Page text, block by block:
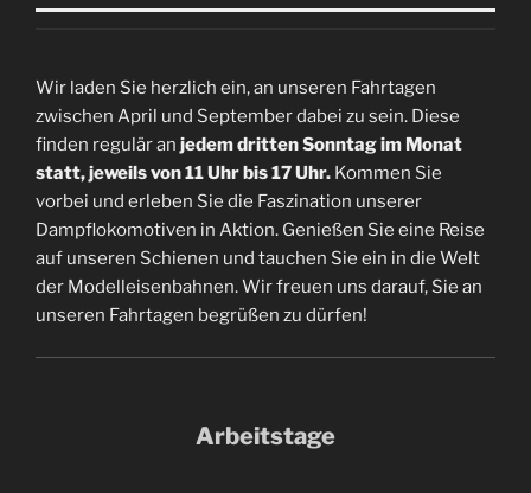
Wir laden Sie herzlich ein, an unseren Fahrtagen
zwischen April und September dabei zu sein. Diese
finden regulär an jedem dritten Sonntag im Monat
statt, jeweils von 11 Uhr bis 17 Uhr. Kommen Sie
vorbei und erleben Sie die Faszination unserer
Dampflokomotiven in Aktion. Genießen Sie eine Reise
auf unseren Schienen und tauchen Sie ein in die Welt
der Modelleisenbahnen. Wir freuen uns darauf, Sie an
unseren Fahrtagen begrüßen zu dürfen!
Arbeitstage